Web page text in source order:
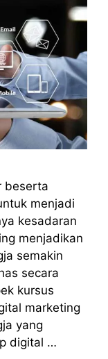
beserta
menjadi
kesadaran
menjadikan
semakin
secara
kursus
marketing
yang
digital …